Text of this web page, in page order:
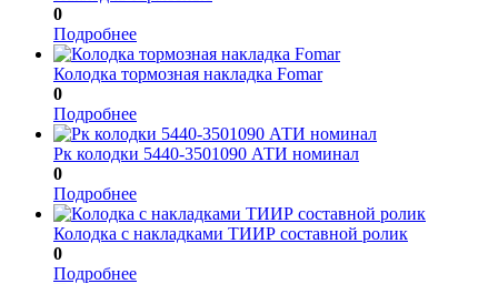
0
Подробнее
Колодка тормозная накладка Fomar
0
Подробнее
Рк колодки 5440-3501090 АТИ номинал
0
Подробнее
Колодка с накладками ТИИР составной ролик
0
Подробнее